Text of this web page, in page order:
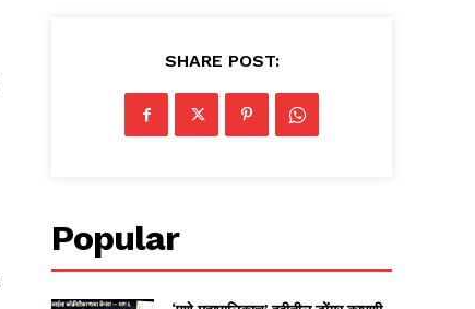
SHARE POST:
Popular